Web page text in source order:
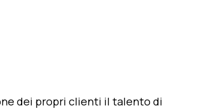
dei propri clienti il talento di